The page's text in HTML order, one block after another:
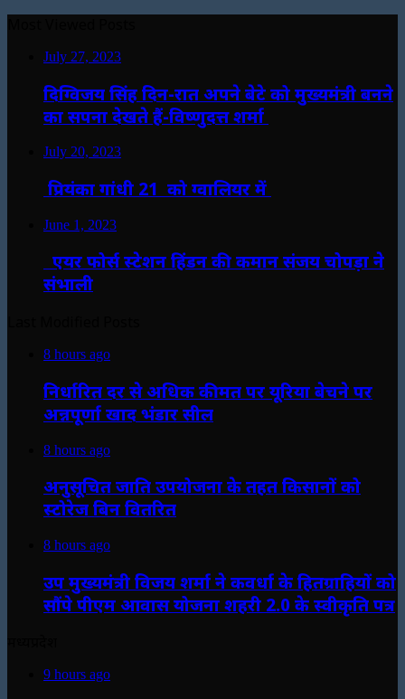
July 27, 2023
दिग्विजय सिंह दिन-रात अपने बेटे को मुख्यमंत्री बनने
का सपना देखते हैं-विष्णुदत्त शर्मा
July 20, 2023
प्रियंका गांधी 21 को ग्वालियर में
June 1, 2023
एयर फोर्स स्टेशन हिंडन की कमान संजय चोपड़ा ने
संभाली
8 hours ago
निर्धारित दर से अधिक कीमत पर यूरिया बेचने पर
अन्नपूर्णा खाद भंडार सील
8 hours ago
अनुसूचित जाति उपयोजना के तहत किसानों को
स्टोरेज बिन वितरित
8 hours ago
उप मुख्यमंत्री विजय शर्मा ने कवर्धा के हितग्राहियों को
सौंपे पीएम आवास योजना शहरी 2.0 के स्वीकृति पत्र
9 hours ago